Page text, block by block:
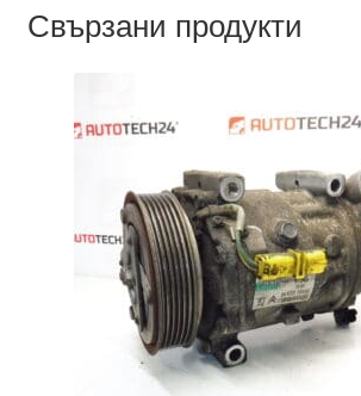
Свързани продукти